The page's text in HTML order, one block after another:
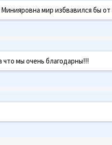
мир избвавился бы
мы очень благодарны!!!